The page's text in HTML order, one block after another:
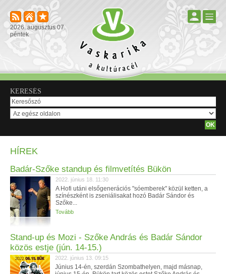
2026. augusztus 07.
péntek
KERESÉS
HÍREK
Badár-Szőke standup és filmvetítés Bükön
2022. június 18. 11:30
A Hofi utáni elsőgenerációs "sóemberek" közül ketten, a
színészként is zseniálisakat hozó Badár Sándor és
Szőke...
Tovább
Stand-up és Mozi - Szőke András és Badár Sándor
közös estje (jún. 14-15.)
2022. június 13. 09:15
Június 14-én, szerdán Szombathelyen, majd másnap,